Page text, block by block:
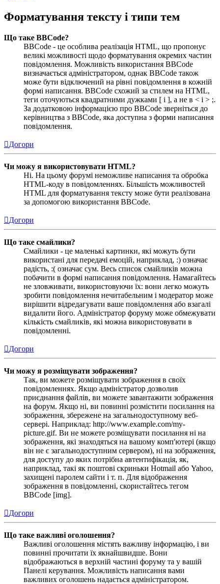
Форматування тексту і типи тем
Що таке BBCode?
BBCode - це особлива реалізація HTML, що пропонує
великі можливості щодо форматування окремих частин
повідомлення. Можливість використання BBCode
визначається адміністратором, однак BBCode також
може бути відключений на рівні повідомлення в кожній
формі написання. BBCode схожий за стилем на HTML,
теги оточуються квадратними дужками [ і ], а не в < і > ;.
За додатковою інформацією про BBCode зверніться до
керівництва з BBCode, яка доступна з форми написання
повідомлення.
Догори
Чи можу я використовувати HTML?
Ні. На цьому форумі неможливе написання та обробка
HTML-коду в повідомленнях. Більшість можливостей
HTML для форматування тексту може бути реалізована
за допомогою використання BBCode.
Догори
Що таке смайлики?
Смайлики - це маленькі картинки, які можуть бути
використані для передачі емоцій, наприклад, :) означає
радість, :( означає сум. Весь список смайликів можна
побачити в формі написання повідомлення. Намагайтесь
не зловживати, використовуючи їх: вони легко можуть
зробити повідомлення нечитабельним і модератор може
вирішити відредагувати ваше повідомлення або взагалі
видалити його. Адміністратор форуму може обмежувати
кількість смайликів, які можна використовувати в
повідомленні.
Догори
Чи можу я розміщувати зображення?
Так, ви можете розміщувати зображення в своїх
повідомленнях. Якщо адміністратор дозволив
приєднання файлів, ви можете завантажити зображення
на форум. Якщо ні, ви повинні розмістити посилання на
зображення, збережене на загальнодоступному веб-
сервері. Наприклад: http://www.example.com/my-
picture.gif. Ви не можете розміщувати посилання ні на
зображення, які знаходяться на вашому комп'ютері (якщо
він не є загальнодоступним сервером), ні на зображення,
для доступу до яких потрібна автентифікація, як,
наприклад, такі як поштові скриньки Hotmail або Yahoo,
захищені паролем сайти і т. п. Для відображення
зображення в повідомленні, скористайтесь тегом
BBCode [img].
Догори
Що таке важливі оголошення?
Важливі оголошення містять важливу інформацію, і ви
повинні прочитати їх якнайшвидше. Вони
відображаються в верхній частині форуму та у вашій
Панелі керування. Можливість написання вами
важливих оголошень надається адміністратором.